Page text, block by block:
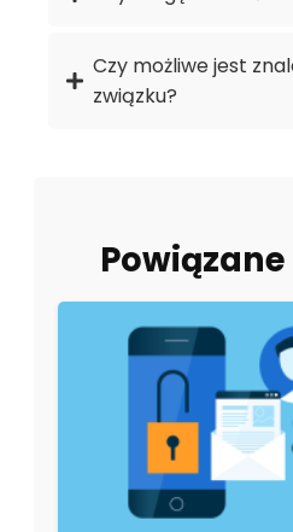
Czy możliwe jest
związku?